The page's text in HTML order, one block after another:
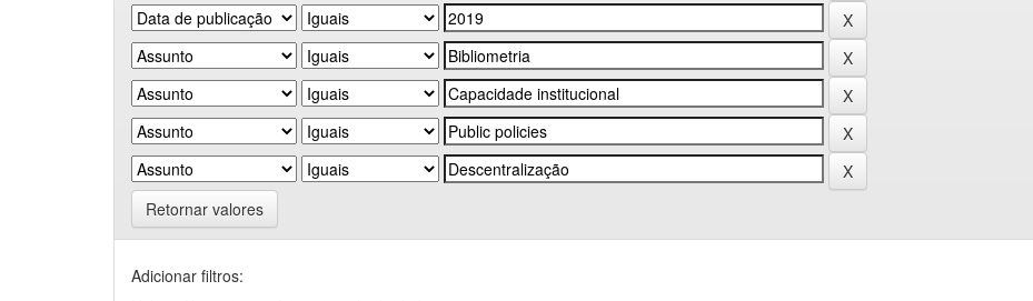
Retornar valores
Adicionar filtros: